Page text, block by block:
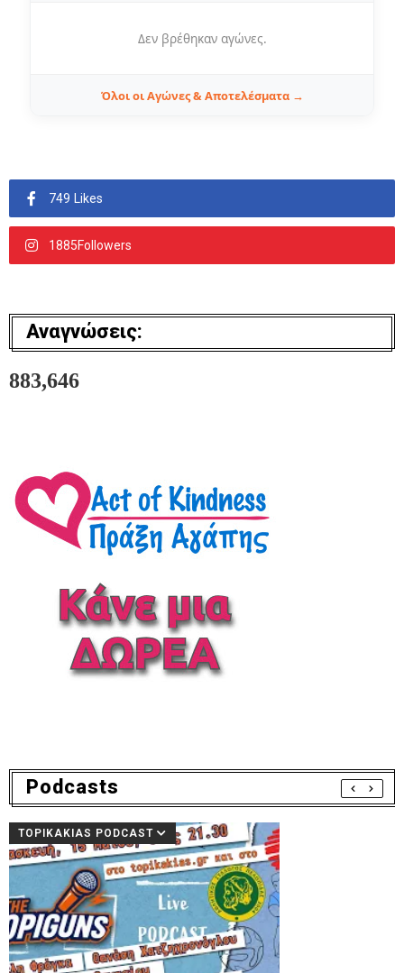
Δεν βρέθηκαν αγώνες.
Όλοι οι Αγώνες & Αποτελέσματα →
749 Likes
1885Followers
Αναγνώσεις:
883,646
Podcasts
TOPIKAKIAS PODCAST